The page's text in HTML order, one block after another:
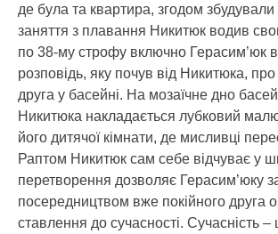
де була та квартира, згодом
заняття з плавання Никитюк водив
по 38-му строфу включно Герасим’юк
розповідь, яку почув від Никитюка,
друга у басейні. На мозаїчне дно
Никитюка накладається лубковий
його дитячої кімнати, де мисливці
Раптом Никитюк сам себе відчуває у
перетворення дозволяє Герасим’юку
посередництвом вже покійного друга
ставлення до сучасності. Сучасність –